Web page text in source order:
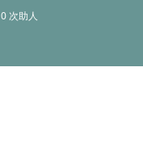
0次助人